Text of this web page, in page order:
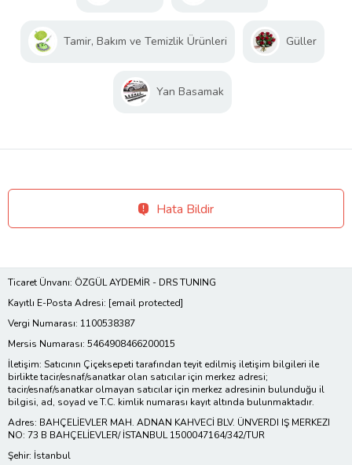
Tamir, Bakım ve Temizlik Ürünleri Güller
Yan Basamak
Hata Bildir
Ticaret Ünvanı: ÖZGÜL AYDEMİR - DRS TUNING
Kayıtlı E-Posta Adresi: [email protected]
Vergi Numarası: 1100538387
Mersis Numarası: 5464908466200015
İletişim: Satıcının Çiçeksepeti tarafından teyit edilmiş iletişim bilgileri ile
birlikte tacir/esnaf/sanatkar olan satıcılar için merkez adresi;
tacir/esnaf/sanatkar olmayan satıcılar için merkez adresinin bulunduğu il
bilgisi, ad, soyad ve T.C. kimlik numarası kayıt altında bulunmaktadır.
Adres: BAHÇELİEVLER MAH. ADNAN KAHVECİ BLV. ÜNVERDI IŞ MERKEZI
NO: 73 B BAHÇELİEVLER/ İSTANBUL 1500047164/342/TUR
Şehir: İstanbul